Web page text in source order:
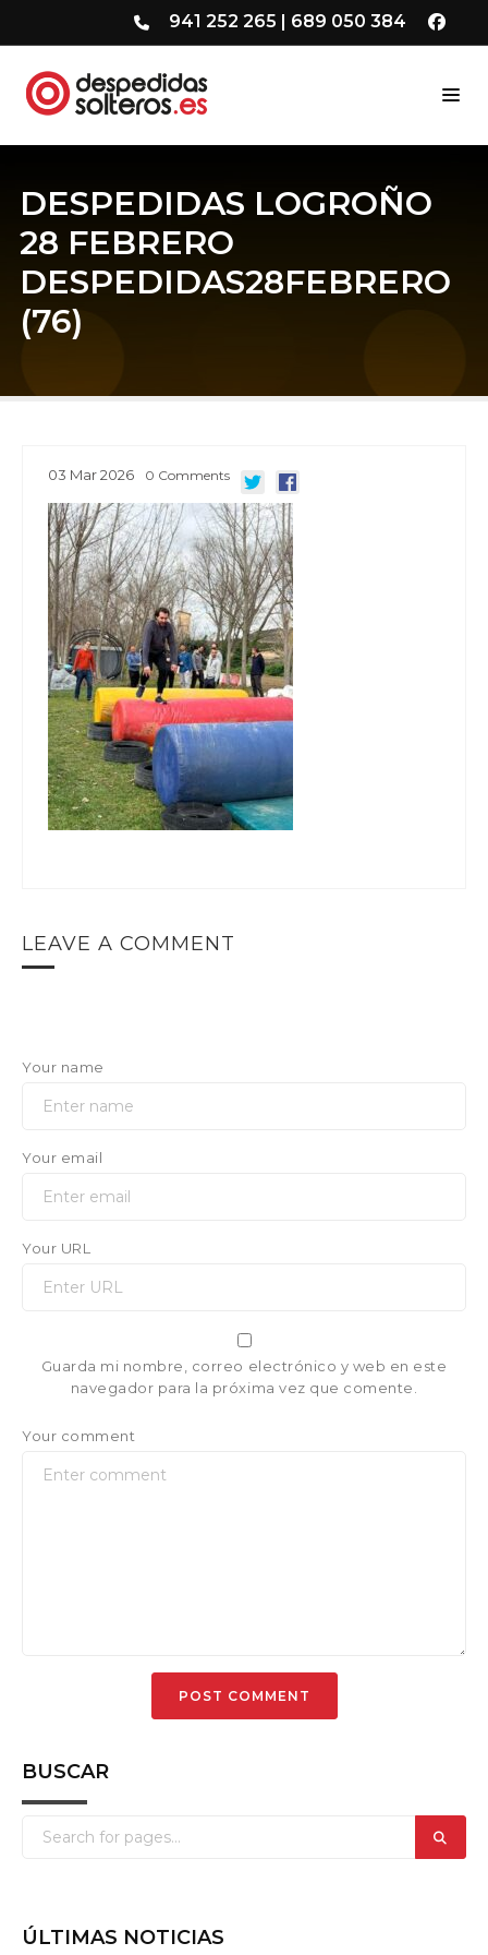
941 252 265 | 689 050 384
DESPEDIDAS LOGROÑO
28 FEBRERO
DESPEDIDAS28FEBRERO
(76)
03 Mar2026 0 Comments
LEAVE A COMMENT
Your name
Your email
Your URL
Guarda mi nombre, correo electrónico y web en este
navegador para la próxima vez que comente.
Your comment
BUSCAR
ÚLTIMAS NOTICIAS